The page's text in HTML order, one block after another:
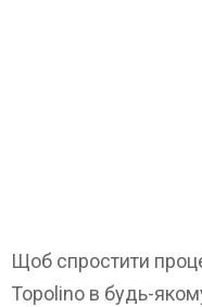
Щоб спростити
Topolino в будь-